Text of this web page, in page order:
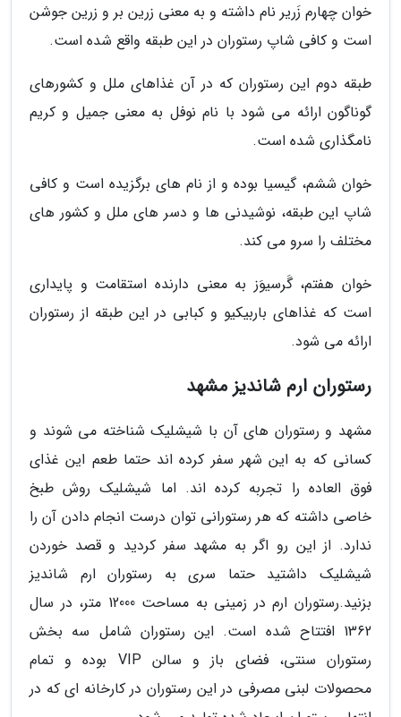
خوان چهارم زَریر نام داشته و به معنی زرین بر و زرین جوشن
است و کافی شاپ رستوران در این طبقه واقع شده است.
طبقه دوم این رستوران که در آن غذاهای ملل و کشورهای
گوناگون ارائه می شود با نام نوفل به معنی جمیل و کریم
نامگذاری شده است.
خوان ششم، گیسیا بوده و از نام های برگزیده است و کافی
شاپ این طبقه، نوشیدنی ها و دسر های ملل و کشور های
مختلف را سرو می کند.
خوان هفتم، گَرسیوَز به معنی دارنده استقامت و پایداری
است که غذاهای باربیکیو و کبابی در این طبقه از رستوران
ارائه می شود.
رستوران ارم شاندیز مشهد
مشهد و رستوران های آن با شیشلیک شناخته می شوند و
کسانی که به این شهر سفر کرده اند حتما طعم این غذای
فوق العاده را تجربه کرده اند. اما شیشلیک روش طبخ
خاصی داشته که هر رستورانی توان درست انجام دادن آن را
ندارد. از این رو اگر به مشهد سفر کردید و قصد خوردن
شیشلیک داشتید حتما سری به رستوران ارم شاندیز
بزنید.رستوران ارم در زمینی به مساحت 12000 متر، در سال
1362 افتتاح شده است. این رستوران شامل سه بخش
رستوران سنتی، فضای باز و سالن VIP بوده و تمام
محصولات لبنی مصرفی در این رستوران در کارخانه ای که در